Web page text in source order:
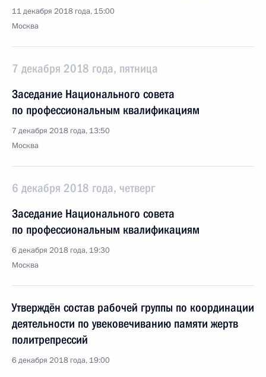
11 декабря 2018 года, 15:00
Москва
7 декабря 2018 года, пятница
Заседание Национального совета
по профессиональным квалификациям
7 декабря 2018 года, 13:50
Москва
6 декабря 2018 года, четверг
Заседание Национального совета
по профессиональным квалификациям
6 декабря 2018 года, 19:30
Москва
Утверждён состав рабочей группы по координации
деятельности по увековечиванию памяти жертв
политрепрессий
6 декабря 2018 года, 19:00